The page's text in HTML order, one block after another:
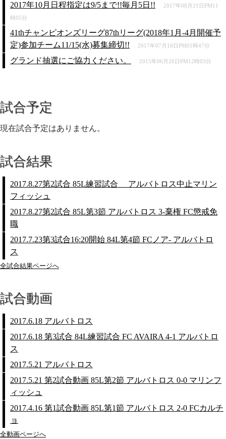
2017年10月日程指定は9/5まで!!毎月5日!! 2017年08月21日PM11
時05分
41thチャンピオンズリーグ87thリーグ(2018年1月-4月開催予
定)参加チーム11/15(水)募集締切!!
2017年07月16日PM01時47分
グランド抽選にご協力ください。 2015年06月26日PM12時03分
試合予定
現在試合予定はありません。
試合結果
2017.8.27第2試合 85L練習試合 アルバトロス中止マリン
フィッシュ
2017.8.27第2試合 85L第3節 アルバトロス 3-棄権 FC懲戒免
職
2017.7.23第3試合16:20開始 84L第4節 FCノア- アルバトロ
ス
全試合結果ページへ
試合動画
2017.6.18 アルバトロス
2017.6.18 第3試合 84L練習試合 FC AVAIRA 4-1 アルバトロ
ス
2017.5.21 アルバトロス
2017.5.21 第2試合動画 85L第2節 アルバトロス 0-0 マリンフ
ィッシュ
2017.4.16 第1試合動画 85L第1節 アルバトロス 2-0 FCカルチ
ョ
全動画ページへ